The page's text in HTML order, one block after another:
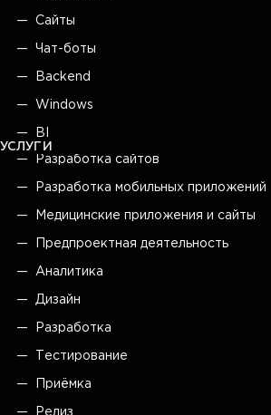
Сайты
Чат-боты
Backend
Windows
BI
УСЛУГИ
Разработка сайтов
Разработка мобильных приложений
Медицинские приложения и сайты
Предпроектная деятельность
Аналитика
Дизайн
Разработка
Тестирование
Приёмка
Релиз